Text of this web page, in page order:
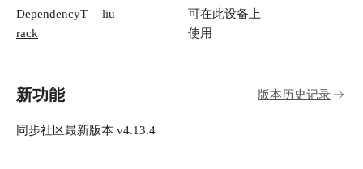
DependencyT
rack
liu
可在此设备上
使用
新功能 版本历史记录
同步社区最新版本 v4.13.4